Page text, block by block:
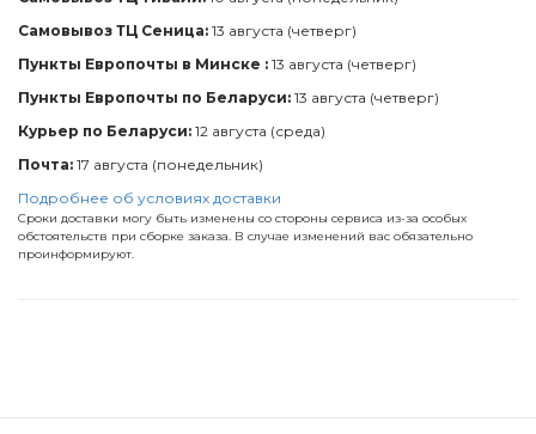
Самовывоз ТЦ Сеница: 13 августа (четверг)
Пункты Европочты в Минске : 13 августа (четверг)
Пункты Европочты по Беларуси: 13 августа (четверг)
Курьер по Беларуси: 12 августа (среда)
Почта: 17 августа (понедельник)
Подробнее об условиях доставки
Сроки доставки могу быть изменены со стороны сервиса из-за особых
обстоятельств при сборке заказа. В случае изменений вас обязательно
проинформируют.